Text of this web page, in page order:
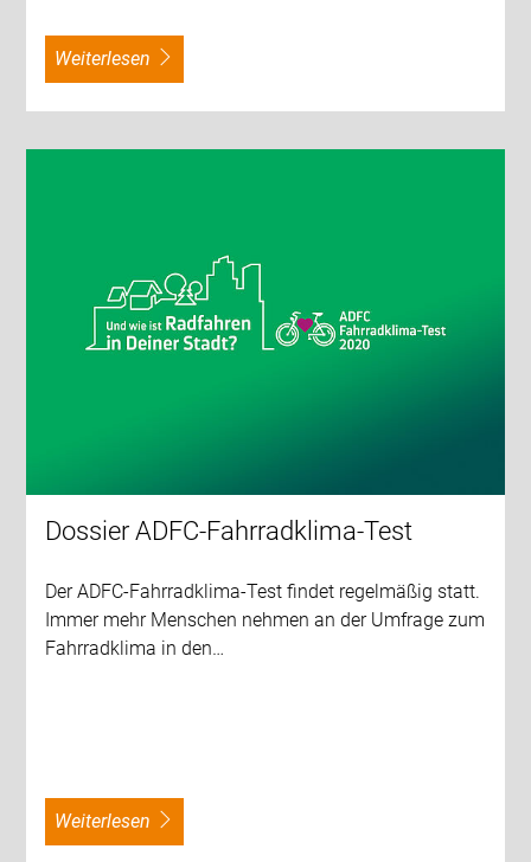
weiterlesen
Dossier ADFC-Fahrradklima-Test
Der ADFC-Fahrradklima-Test findet regelmäßig statt.
Immer mehr Menschen nehmen an der Umfrage zum
Fahrradklima in den…
weiterlesen